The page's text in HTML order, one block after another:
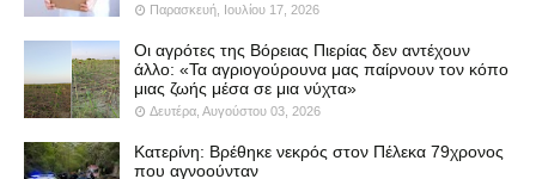
Παρασκευή, Ιουλίου 17, 2026
Οι αγρότες της Βόρειας Πιερίας δεν αντέχουν
άλλο: «Τα αγριογούρουνα μας παίρνουν τον κόπο
μιας ζωής μέσα σε μια νύχτα»
Δευτέρα, Αυγούστου 03, 2026
Κατερίνη: Βρέθηκε νεκρός στον Πέλεκα 79χρονος
που αγνοούνταν